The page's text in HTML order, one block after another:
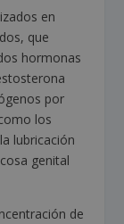
en
que
hormonas
por
los
lubricación
genital
de